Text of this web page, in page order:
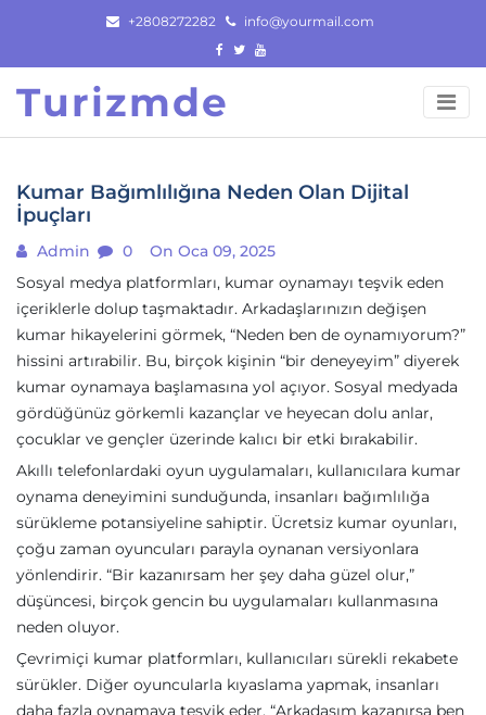
content
+2808272282 info@yourmail.com
Turizmde
Kumar Bağımlılığına Neden Olan Dijital
İpuçları
Admin 0
On Oca 09, 2025
Sosyal medya platformları, kumar oynamayı teşvik eden
içeriklerle dolup taşmaktadır. Arkadaşlarınızın değişen
kumar hikayelerini görmek, “Neden ben de oynamıyorum?”
hissini artırabilir. Bu, birçok kişinin “bir deneyeyim” diyerek
kumar oynamaya başlamasına yol açıyor. Sosyal medyada
gördüğünüz görkemli kazançlar ve heyecan dolu anlar,
çocuklar ve gençler üzerinde kalıcı bir etki bırakabilir.
Akıllı telefonlardaki oyun uygulamaları, kullanıcılara kumar
oynama deneyimini sunduğunda, insanları bağımlılığa
sürükleme potansiyeline sahiptir. Ücretsiz kumar oyunları,
çoğu zaman oyuncuları parayla oynanan versiyonlara
yönlendirir. “Bir kazanırsam her şey daha güzel olur,”
düşüncesi, birçok gencin bu uygulamaları kullanmasına
neden oluyor.
Çevrimiçi kumar platformları, kullanıcıları sürekli rekabete
sürükler. Diğer oyuncularla kıyaslama yapmak, insanları
daha fazla oynamaya teşvik eder. “Arkadaşım kazanırsa ben